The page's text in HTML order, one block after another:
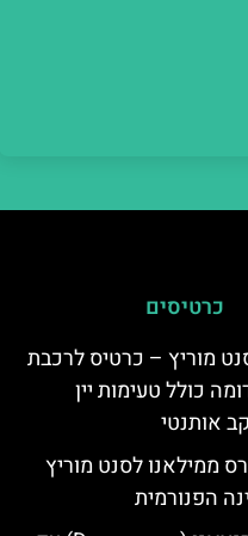
כרטיסים
מוריץ – כרטיס לרכבת
כולל טעימות יין
אותנטי
ממילאנו לסנט מוריץ
הפנורמית